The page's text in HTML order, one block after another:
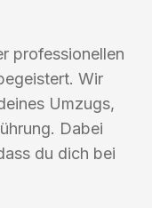
professionellen
Wir
Umzugs,
Dabei
du dich bei